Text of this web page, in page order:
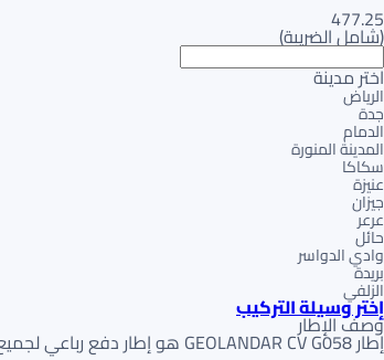
477.25
(شامل الضريبة)
اختر مدينة
الرياض
جدة
الدمام
المدينة المنورة
سكاكا
عنيزة
جيزان
عرعر
حائل
وادي الدواسر
بريدة
الزلفي
إختر وسيلة التركيب
وصف الإطار
إطار GEOLANDAR CV G058 هو إطار دفع رباعي لجميع الفصول فاخر. يركز على الراحة والضوضاء المنخفضة. يتميز بـدعسة محسّنة لعمر افتراضي طويل والتماسك الموثوق به.